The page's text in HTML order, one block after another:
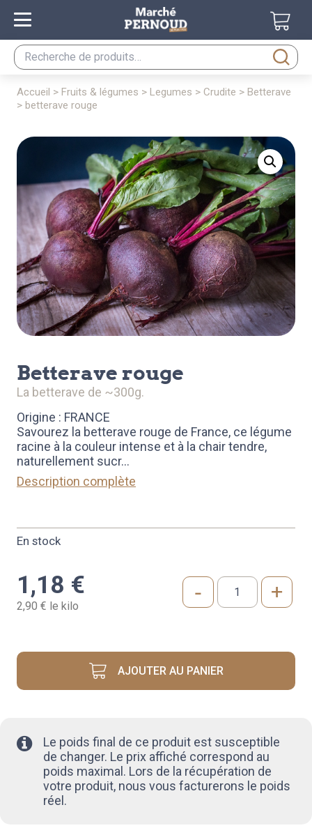
Recherche
pour :
accueil > fruits & légumes > legumes > crudite >
betterave
> betterave rouge
betterave rouge
la betterave de ~300g.
Origine : FRANCE
Savourez la betterave rouge de France, ce légume
racine à la couleur intense et à la chair tendre,
naturellement sucr...
Description complète
En stock
1,18 €
2,90 € le kilo
quantité
- +
AJOUTER AU PANIER
Le poids final de ce produit est susceptible
de changer. Le prix affiché correspond au
poids maximal. Lors de la récupération de
votre produit, nous vous facturerons le poids
réel.